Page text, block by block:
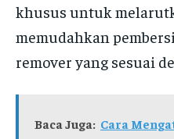
khusus untuk
memudahkan
remover yang sesuai
Baca Juga: Cara